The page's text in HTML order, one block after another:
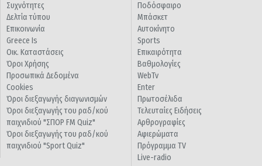
Συχνότητες
Δελτία τύπου
Επικοινωνία
Greece Is
Οικ. Καταστάσεις
Όροι Χρήσης
Προσωπικά Δεδομένα
Cookies
Όροι διεξαγωγής διαγωνισμών
Όροι διεξαγωγής του ραδ/κού
παιχνιδιού "ΣΠΟΡ FM Quiz"
Όροι διεξαγωγής του ραδ/κού
παιχνιδιού "Sport Quiz"
Ποδόσφαιρο
Μπάσκετ
Αυτοκίνητο
Sports
Επικαιρότητα
Βαθμολογίες
WebTv
Enter
Πρωτοσέλιδα
Τελευταίες Ειδήσεις
Αρθρογραφίες
Αφιερώματα
Πρόγραμμα TV
Live-radio